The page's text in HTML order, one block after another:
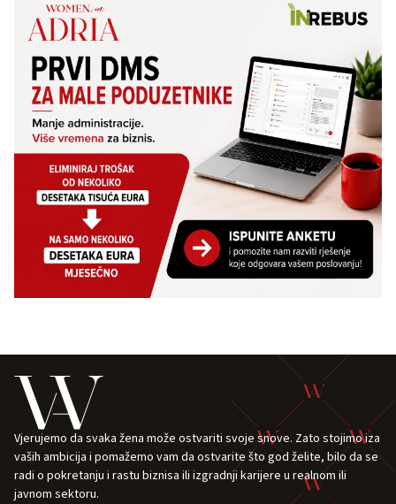
Vjerujemo da svaka žena može ostvariti svoje snove. Zato stojimo iza
vaših ambicija i pomažemo vam da ostvarite što god želite, bilo da se
radi o pokretanju i rastu biznisa ili izgradnji karijere u realnom ili
javnom sektoru.